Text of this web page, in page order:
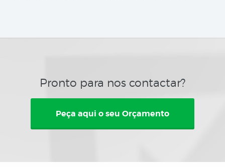
Pronto para nos contactar?
Peça aqui o seu Orçamento